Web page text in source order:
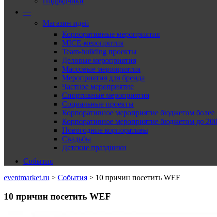
—
Магазин идей
Корпоративные мероприятия
MICE-меропрития
Team-building проекты
Деловые мероприятия
Массовые мероприятия
Мероприятия для бренда
Частное мероприятие
Спортивные мероприятия
Социальные проекты
Корпоративное мероприятие бюджетом более
Корпоративное мероприятие бюджетом до
Новогодние корпоративы
Свадьбы
Детские праздники
События
eventmarket.ru > События > 10 причин посетить WEF
10 причин посетить WEF